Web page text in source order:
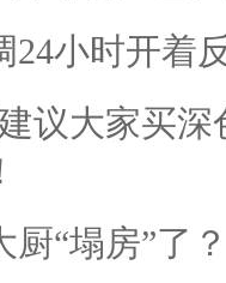
24小时开着
议大家买
厨“塌房”了？